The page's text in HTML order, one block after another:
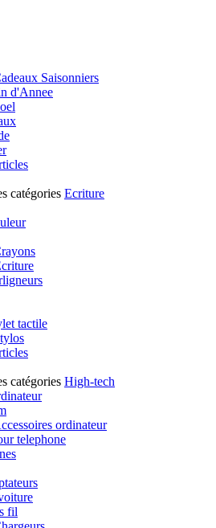
Saisonniers
d'Annee
catégories Ecriture
tactile
catégories High-tech
ordinateur
telephone
fil